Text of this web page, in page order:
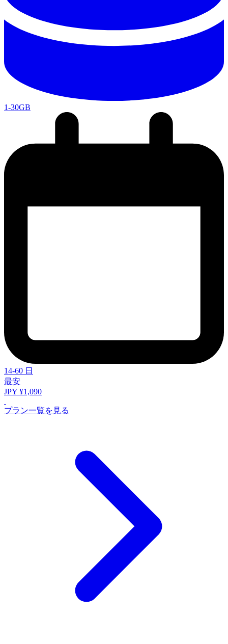
1-30GB
14-60 日
最安
JPY ¥1,090
プラン一覧を見る